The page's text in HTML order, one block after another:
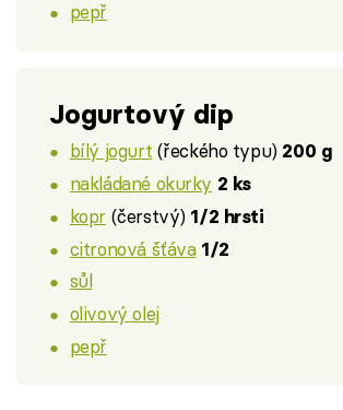
pepř
Jogurtový dip
bílý jogurt (řeckého typu) 200 g
nakládané okurky 2 ks
kopr (čerstvý) 1/2 hrsti
citronová šťáva 1/2
sůl
olivový olej
pepř